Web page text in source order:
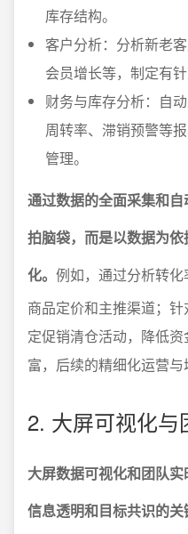
库存结构。
客户分析：分析新老
会员增长等，制定有
财务与库存分析：自
周转率、滞销预警等
管理。
通过数据的全面采集和
拍脑袋，而是以数据为
化。 例如，通过分析转
商品定价和主推渠道；
定促销清仓活动，降低
富，后续的精细化运营与
2. 大屏可视化与
大屏数据可视化和团队
信息透明和目标共识的关